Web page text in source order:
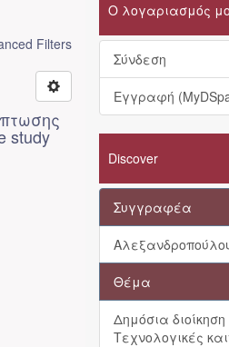
Filters
study
Ο λογαριασμός
Σύνδεση
Εγγραφή
Discover
Συγγραφέα
Θέμα
Δημόσια διοίκηση
Τεχνολογικές